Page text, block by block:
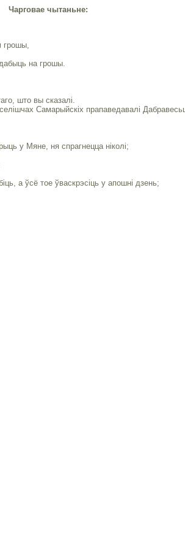
Чарговае чытаньне:
грошы,
на грошы.
што вы сказалі.
Самарыйскіх прапаведавалі
у Мяне, ня спрагнецца ніколі;
а ўсё тое ўваскрэсіць у апошні дзень;